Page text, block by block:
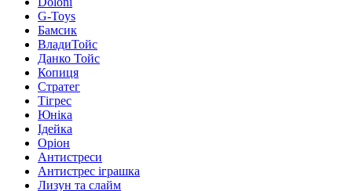
G-Toys
Бамсик
ВладиТойс
Данко Тойс
Копиця
Стратег
Тігрес
Юніка
Ідейка
Оріон
Антистреси
Антистрес іграшка
Лизун та слайм